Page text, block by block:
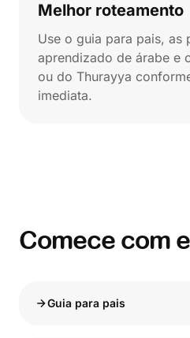
Melhor roteamento
Use o guia para pais, as
aprendizado de árabe e
ou do Thurayya
imediata.
Comece com
Guia para pais